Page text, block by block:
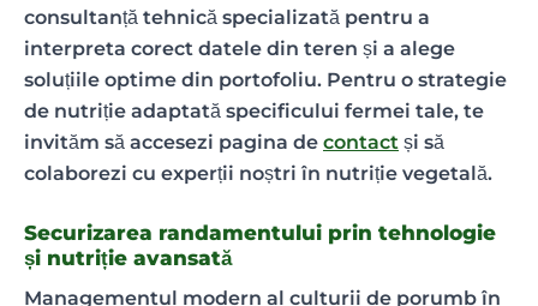
consultanță tehnică specializată pentru a
interpreta corect datele din teren și a alege
soluțiile optime din portofoliu. Pentru o strategie
de nutriție adaptată specificului fermei tale, te
invităm să accesezi pagina de contact și să
colaborezi cu experții noștri în nutriție vegetală.
Securizarea randamentului prin tehnologie
și nutriție avansată
Managementul modern al culturii de porumb în